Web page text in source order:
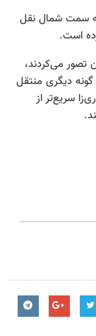
سمت شمال نقل
است.
تصور می‌کردند،
گونه دیگری منتقل
سریع‌تر از